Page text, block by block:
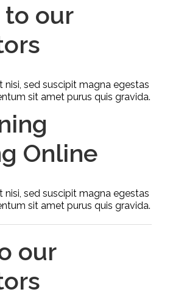
our
nisi, sed suscipit magna egestas
sit amet purus quis gravida.
Online
nisi, sed suscipit magna egestas
sit amet purus quis gravida.
our